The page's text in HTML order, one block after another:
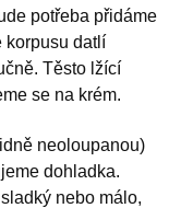
potřeba přidáme
korpusu datlí
Těsto lžící
se na krém.
neoloupanou)
dohladka.
nebo málo,